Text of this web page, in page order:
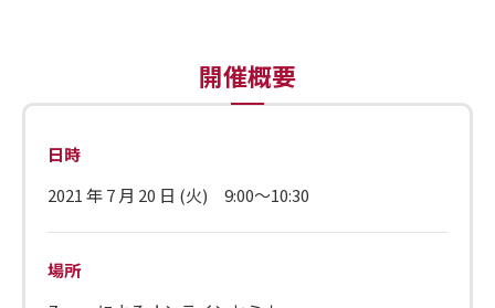
開催概要
日時
2021 年 7 月 20 日 (火) 9:00～10:30
場所